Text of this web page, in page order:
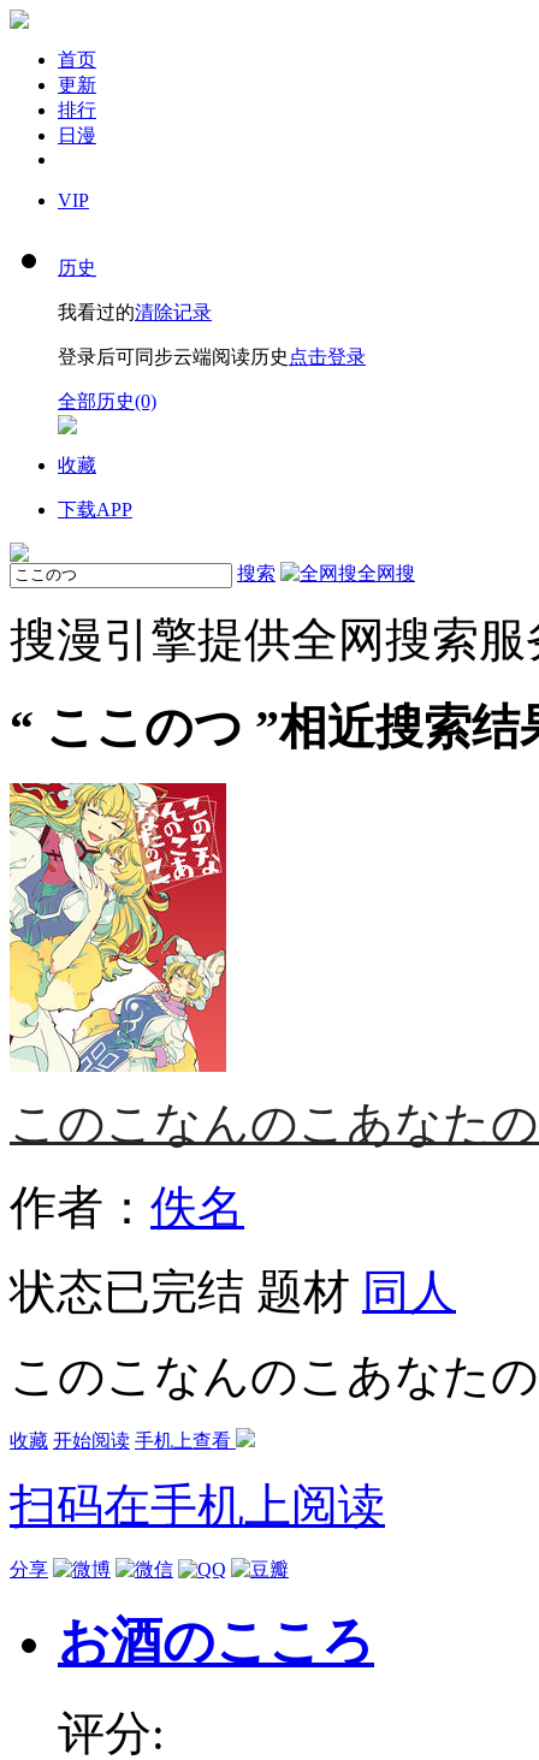
首页
更新
排行
日漫
VIP
历史
我看过的清除记录
登录后可同步云端阅读历史 点击登录
全部历史(0)
收藏
下载APP
搜索 全网搜
搜漫引擎提供全网搜索服
“ ここのつ ”相近搜索结
このこなんのこあなた
作者： 佚名
状态已完结 题材 同人
このこなんのこあなた
收藏 开始阅读 手机上查看
扫码在手机上阅读
分享
お酒のこころ
评分: